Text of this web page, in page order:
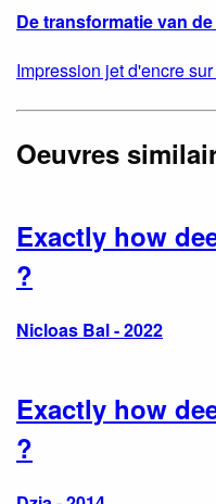
De transformatie van
Impression jet d'encre
Oeuvres
Exactly how
?
Nicloas Bal - 2022
Exactly how
?